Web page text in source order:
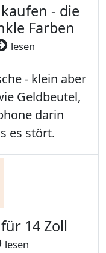
- die
Farben
lesen
- klein aber
Geldbeutel,
darin
es stört.
14 Zoll
lesen